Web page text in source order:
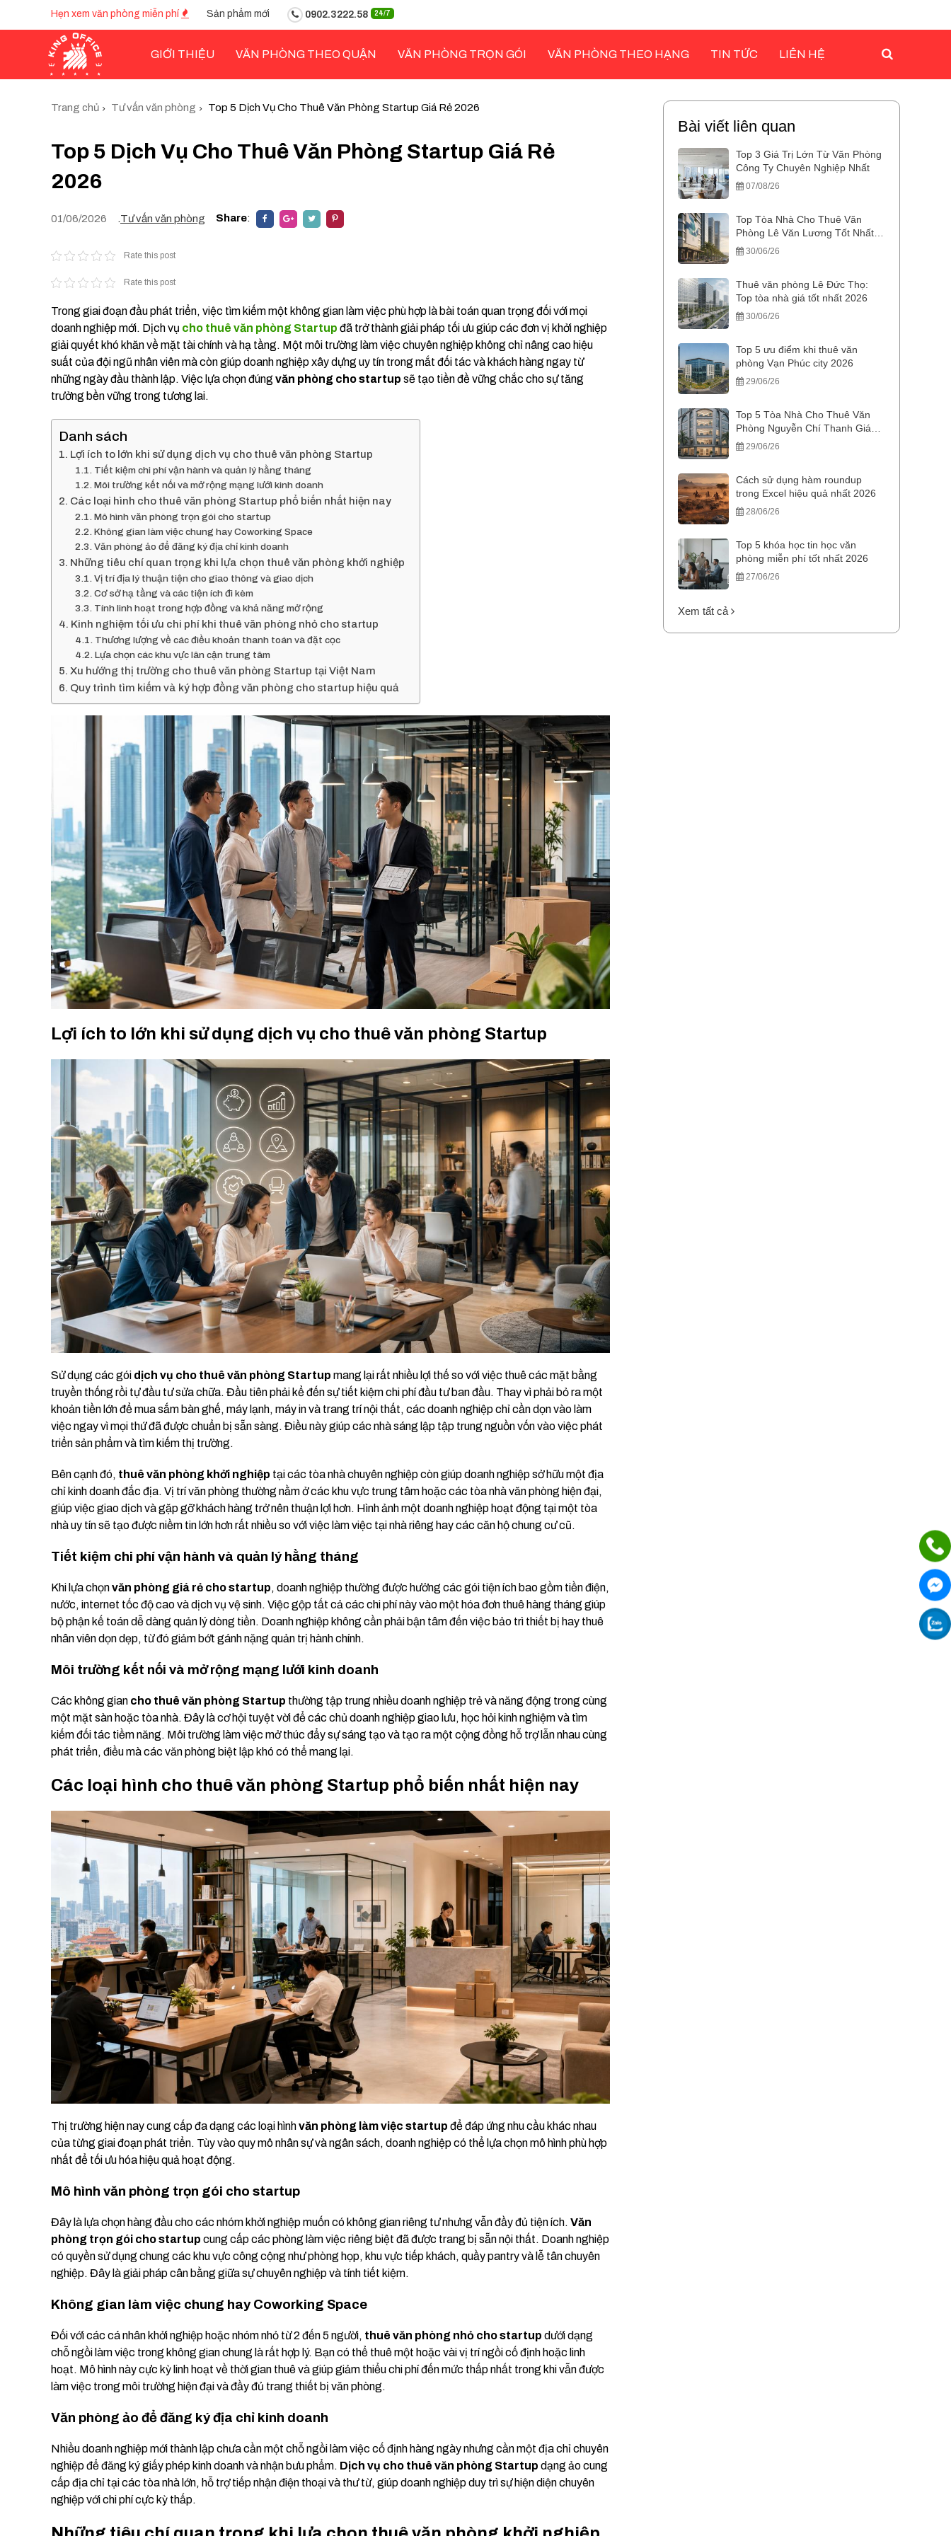
Hẹn xem văn phòng miễn phí Sản phẩm mới 0902.3222.58 24/7
GIỚI THIỆU VĂN PHÒNG THEO QUẬN VĂN PHÒNG TRỌN GÓI VĂN PHÒNG THEO HẠNG TIN TỨC LIÊN HỆ
Trang chủ Tư vấn văn phòng Top 5 Dịch Vụ Cho Thuê Văn Phòng Startup Giá Rẻ 2026
Top 5 Dịch Vụ Cho Thuê Văn Phòng Startup Giá Rẻ
2026
01/06/2026 .Tư vấn văn phòng Share:
Rate this post
Rate this post
Trong giai đoạn đầu phát triển, việc tìm kiếm một không gian làm việc phù hợp là bài toán quan trọng đối với mọi
doanh nghiệp mới. Dịch vụ cho thuê văn phòng Startup đã trở thành giải pháp tối ưu giúp các đơn vị khởi nghiệp
giải quyết khó khăn về mặt tài chính và hạ tầng. Một môi trường làm việc chuyên nghiệp không chỉ nâng cao hiệu
suất của đội ngũ nhân viên mà còn giúp doanh nghiệp xây dựng uy tín trong mắt đối tác và khách hàng ngay từ
những ngày đầu thành lập. Việc lựa chọn đúng văn phòng cho startup sẽ tạo tiền đề vững chắc cho sự tăng
trưởng bền vững trong tương lai.
Danh sách
Lợi ích to lớn khi sử dụng dịch vụ cho thuê văn phòng Startup
Tiết kiệm chi phí vận hành và quản lý hằng tháng
Môi trường kết nối và mở rộng mạng lưới kinh doanh
Các loại hình cho thuê văn phòng Startup phổ biến nhất hiện nay
Mô hình văn phòng trọn gói cho startup
Không gian làm việc chung hay Coworking Space
Văn phòng ảo để đăng ký địa chỉ kinh doanh
Những tiêu chí quan trọng khi lựa chọn thuê văn phòng khởi nghiệp
Vị trí địa lý thuận tiện cho giao thông và giao dịch
Cơ sở hạ tầng và các tiện ích đi kèm
Tính linh hoạt trong hợp đồng và khả năng mở rộng
Kinh nghiệm tối ưu chi phí khi thuê văn phòng nhỏ cho startup
Thương lượng về các điều khoản thanh toán và đặt cọc
Lựa chọn các khu vực lân cận trung tâm
Xu hướng thị trường cho thuê văn phòng Startup tại Việt Nam
Quy trình tìm kiếm và ký hợp đồng văn phòng cho startup hiệu quả
Lợi ích to lớn khi sử dụng dịch vụ cho thuê văn phòng Startup
Sử dụng các gói dịch vụ cho thuê văn phòng Startup mang lại rất nhiều lợi thế so với việc thuê các mặt bằng
truyền thống rồi tự đầu tư sửa chữa. Đầu tiên phải kể đến sự tiết kiệm chi phí đầu tư ban đầu. Thay vì phải bỏ ra một
khoản tiền lớn để mua sắm bàn ghế, máy lạnh, máy in và trang trí nội thất, các doanh nghiệp chỉ cần dọn vào làm
việc ngay vì mọi thứ đã được chuẩn bị sẵn sàng. Điều này giúp các nhà sáng lập tập trung nguồn vốn vào việc phát
triển sản phẩm và tìm kiếm thị trường.
Bên cạnh đó, thuê văn phòng khởi nghiệp tại các tòa nhà chuyên nghiệp còn giúp doanh nghiệp sở hữu một địa
chỉ kinh doanh đắc địa. Vị trí văn phòng thường nằm ở các khu vực trung tâm hoặc các tòa nhà văn phòng hiện đại,
giúp việc giao dịch và gặp gỡ khách hàng trở nên thuận lợi hơn. Hình ảnh một doanh nghiệp hoạt động tại một tòa
nhà uy tín sẽ tạo được niềm tin lớn hơn rất nhiều so với việc làm việc tại nhà riêng hay các căn hộ chung cư cũ.
Tiết kiệm chi phí vận hành và quản lý hằng tháng
Khi lựa chọnvăn phòng giá rẻ cho startup, doanh nghiệp thường được hưởng các gói tiện ích bao gồm tiền điện,
nước, internet tốc độ cao và dịch vụ vệ sinh. Việc gộp tất cả các chi phí này vào một hóa đơn thuê hàng tháng giúp
bộ phận kế toán dễ dàng quản lý dòng tiền. Doanh nghiệp không cần phải bận tâm đến việc bảo trì thiết bị hay thuê
nhân viên dọn dẹp, từ đó giảm bớt gánh nặng quản trị hành chính.
Môi trường kết nối và mở rộng mạng lưới kinh doanh
Các không gian cho thuê văn phòng Startup thường tập trung nhiều doanh nghiệp trẻ và năng động trong cùng
một mặt sàn hoặc tòa nhà. Đây là cơ hội tuyệt vời để các chủ doanh nghiệp giao lưu, học hỏi kinh nghiệm và tìm
kiếm đối tác tiềm năng. Môi trường làm việc mở thúc đẩy sự sáng tạo và tạo ra một cộng đồng hỗ trợ lẫn nhau cùng
phát triển, điều mà các văn phòng biệt lập khó có thể mang lại.
Các loại hình cho thuê văn phòng Startup phổ biến nhất hiện nay
Thị trường hiện nay cung cấp đa dạng các loại hìnhvăn phòng làm việc startup để đáp ứng nhu cầu khác nhau
của từng giai đoạn phát triển. Tùy vào quy mô nhân sự và ngân sách, doanh nghiệp có thể lựa chọn mô hình phù hợp
nhất để tối ưu hóa hiệu quả hoạt động.
Mô hình văn phòng trọn gói cho startup
Đây là lựa chọn hàng đầu cho các nhóm khởi nghiệp muốn có không gian riêng tư nhưng vẫn đầy đủ tiện ích. Văn
phòng trọn gói cho startup cung cấp các phòng làm việc riêng biệt đã được trang bị sẵn nội thất. Doanh nghiệp
có quyền sử dụng chung các khu vực công cộng như phòng họp, khu vực tiếp khách, quầy pantry và lễ tân chuyên
nghiệp. Đây là giải pháp cân bằng giữa sự chuyên nghiệp và tính tiết kiệm.
Không gian làm việc chung hay Coworking Space
Đối với các cá nhân khởi nghiệp hoặc nhóm nhỏ từ 2 đến 5 người, thuê văn phòng nhỏ cho startup dưới dạng
chỗ ngồi làm việc trong không gian chung là rất hợp lý. Bạn có thể thuê một hoặc vài vị trí ngồi cố định hoặc linh
hoạt. Mô hình này cực kỳ linh hoạt về thời gian thuê và giúp giảm thiểu chi phí đến mức thấp nhất trong khi vẫn được
làm việc trong môi trường hiện đại và đầy đủ trang thiết bị văn phòng.
Văn phòng ảo để đăng ký địa chỉ kinh doanh
Nhiều doanh nghiệp mới thành lập chưa cần một chỗ ngồi làm việc cố định hàng ngày nhưng cần một địa chỉ chuyên
nghiệp để đăng ký giấy phép kinh doanh và nhận bưu phẩm. Dịch vụ cho thuê văn phòng Startup dạng ảo cung
cấp địa chỉ tại các tòa nhà lớn, hỗ trợ tiếp nhận điện thoại và thư từ, giúp doanh nghiệp duy trì sự hiện diện chuyên
nghiệp với chi phí cực kỳ thấp.
Bài viết liên quan
Top 3 Giá Trị Lớn Từ Văn Phòng
Công Ty Chuyên Nghiệp Nhất
07/08/26
Top Tòa Nhà Cho Thuê Văn
Phòng Lê Văn Lương Tốt Nhất
202630/06/26
Thuê văn phòng Lê Đức Thọ:
Top tòa nhà giá tốt nhất 2026
30/06/26
Top 5 ưu điểm khi thuê văn
phòng Vạn Phúc city 2026
29/06/26
Top 5 Tòa Nhà Cho Thuê Văn
Phòng Nguyễn Chí Thanh Giá
Tốt29/06/26
Cách sử dụng hàm roundup
trong Excel hiệu quả nhất 2026
28/06/26
Top 5 khóa học tin học văn
phòng miễn phí tốt nhất 2026
27/06/26
Xem tất cả